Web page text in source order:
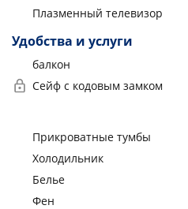
Плазменный телевизор
Удобства и услуги
балкон
Сейф с кодовым замком
Прикроватные тумбы
Холодильник
Белье
Фен